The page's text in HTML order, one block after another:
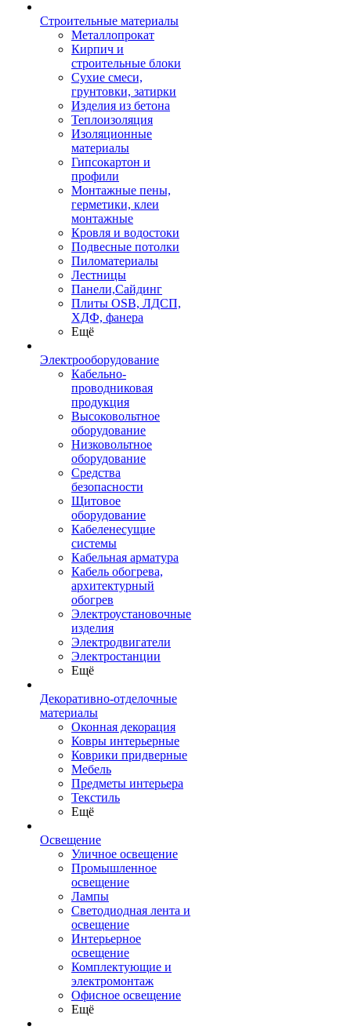
Строительные материалы
Металлопрокат
Кирпич и
строительные блоки
Сухие смеси,
грунтовки, затирки
Изделия из бетона
Теплоизоляция
Изоляционные
материалы
Гипсокартон и
профили
Монтажные пены,
герметики, клеи
монтажные
Кровля и водостоки
Подвесные потолки
Пиломатериалы
Лестницы
Панели,Сайдинг
Плиты OSB, ЛДСП,
ХДФ, фанера
Ещё
Электрооборудование
Кабельно-
проводниковая
продукция
Высоковольтное
оборудование
Низковольтное
оборудование
Средства
безопасности
Щитовое
оборудование
Кабеленесущие
системы
Кабельная арматура
Кабель обогрева,
архитектурный
обогрев
Электроустановочные
изделия
Электродвигатели
Электростанции
Ещё
Декоративно-отделочные
материалы
Оконная декорация
Ковры интерьерные
Коврики придверные
Мебель
Предметы интерьера
Текстиль
Ещё
Освещение
Уличное освещение
Промышленное
освещение
Лампы
Светодиодная лента и
освещение
Интерьерное
освещение
Комплектующие и
электромонтаж
Офисное освещение
Ещё